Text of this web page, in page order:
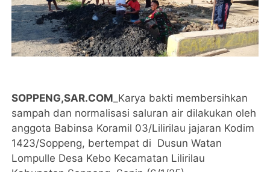
SOPPENG,SAR.COM _Karya bakti membersihkan
sampah dan normalisasi saluran air dilakukan oleh
anggota Babinsa Koramil 03/Lilirilau jajaran Kodim
1423/Soppeng, bertempat di Dusun Watan
Lompulle Desa Kebo Kecamatan Lilirilau